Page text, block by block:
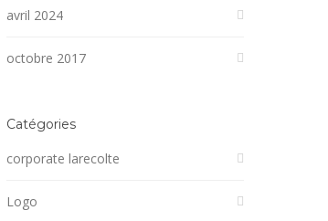
avril 2024
octobre 2017
Catégories
corporate larecolte
Logo